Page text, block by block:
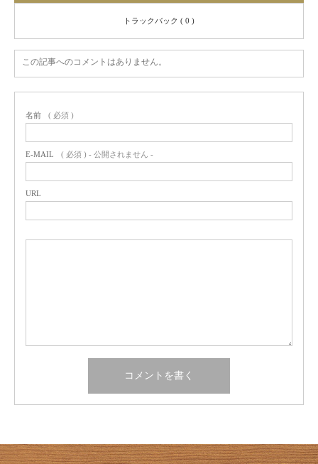
トラックバック ( 0 )
この記事へのコメントはありません。
名前 ( 必須 )
E-MAIL ( 必須 ) - 公開されません -
URL